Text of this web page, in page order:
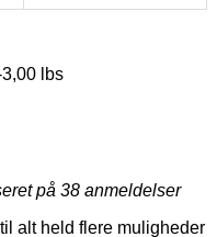
lbs
på 38 anmeldelser
alt held flere muligheder